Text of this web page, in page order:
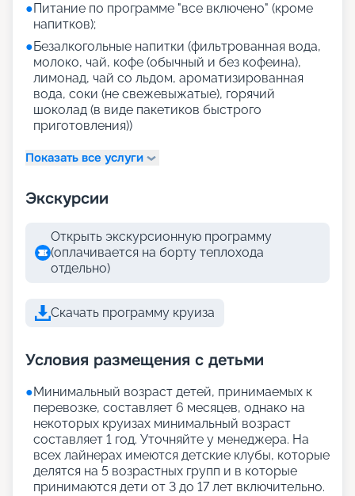
●Питание по программе "все включено" (кроме
напитков);
●Безалкогольные напитки (фильтрованная вода,
молоко, чай, кофе (обычный и без кофеина),
лимонад, чай со льдом, ароматизированная
вода, соки (не свежевыжатые), горячий
шоколад (в виде пакетиков быстрого
приготовления))
Показать все услуги
Экскурсии
Открыть экскурсионную программу
(оплачивается на борту теплохода
отдельно)
Скачать программу круиза
Условия размещения с детьми
●Минимальный возраст детей, принимаемых к
перевозке, составляет 6 месяцев, однако на
некоторых круизах минимальный возраст
составляет 1 год. Уточняйте у менеджера. На
всех лайнерах имеются детские клубы, которые
делятся на 5 возрастных групп и в которые
принимаются дети от 3 до 17 лет включительно.